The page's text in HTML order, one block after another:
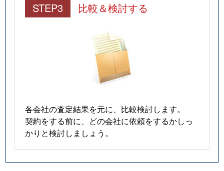
STEP3 比較＆検討する
各会社の査定結果を元に、比較検討します。
契約をする前に、どの会社に依頼をするかしっ
かりと検討しましょう。